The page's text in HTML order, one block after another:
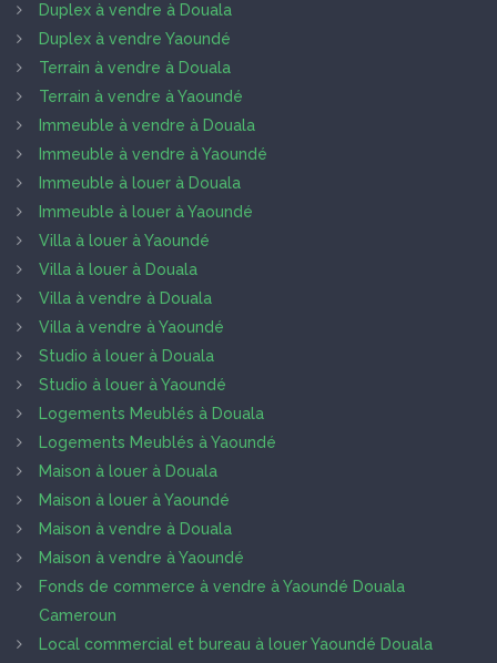
Duplex à vendre à Douala
Duplex à vendre Yaoundé
Terrain à vendre à Douala
Terrain à vendre à Yaoundé
Immeuble à vendre à Douala
Immeuble à vendre à Yaoundé
Immeuble à louer à Douala
Immeuble à louer à Yaoundé
Villa à louer à Yaoundé
Villa à louer à Douala
Villa à vendre à Douala
Villa à vendre à Yaoundé
Studio à louer à Douala
Studio à louer à Yaoundé
Logements Meublés à Douala
Logements Meublés à Yaoundé
Maison à louer à Douala
Maison à louer à Yaoundé
Maison à vendre à Douala
Maison à vendre à Yaoundé
Fonds de commerce à vendre à Yaoundé Douala
Cameroun
Local commercial et bureau à louer Yaoundé Douala